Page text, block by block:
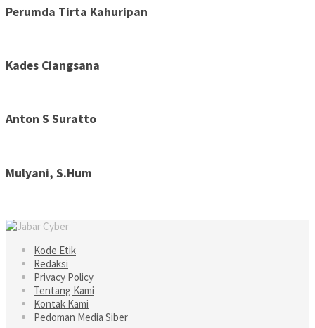
Perumda Tirta Kahuripan
Kades Ciangsana
Anton S Suratto
Mulyani, S.Hum
Kode Etik
Redaksi
Privacy Policy
Tentang Kami
Kontak Kami
Pedoman Media Siber